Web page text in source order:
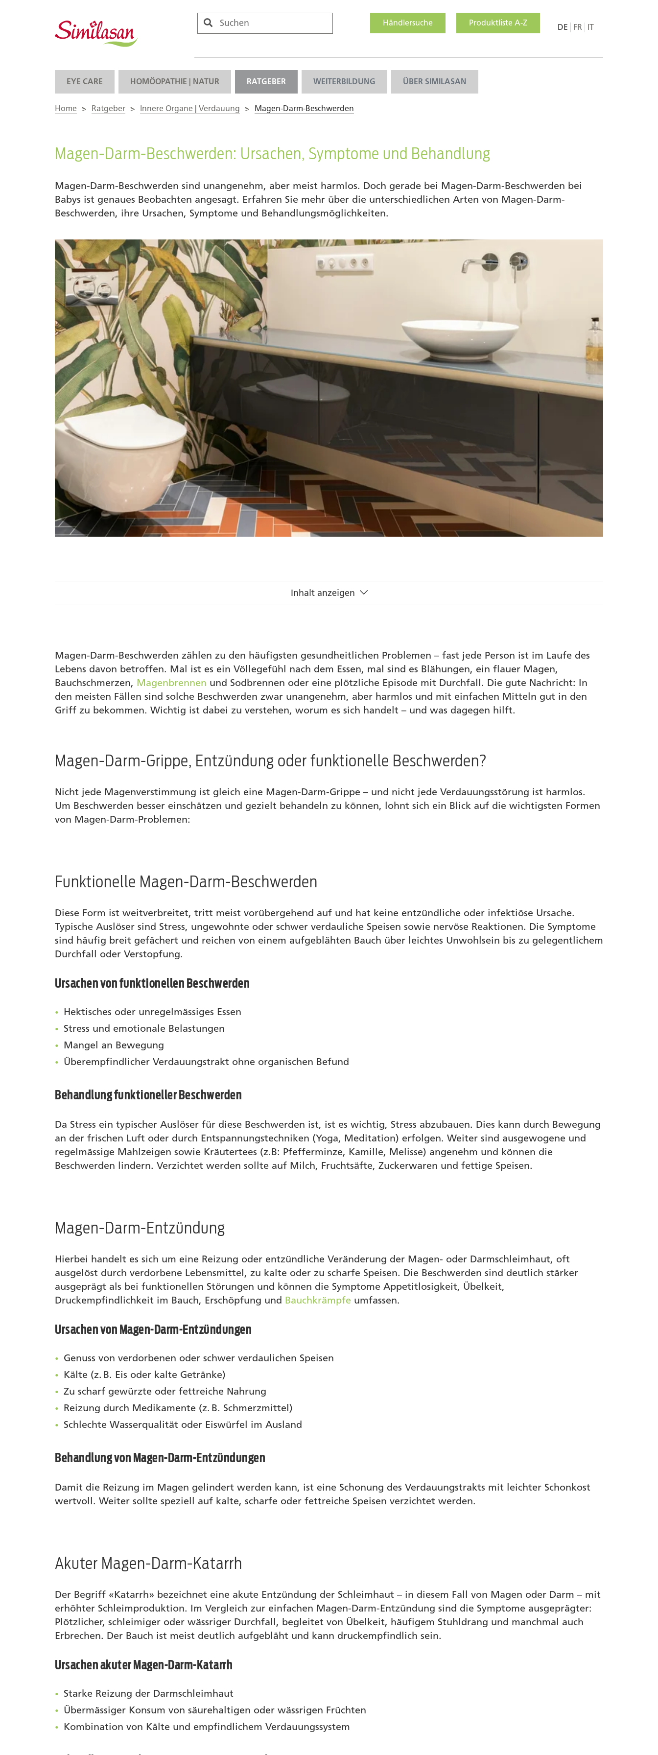
Händlersuche Produktliste A-Z DE FR IT
EYE CARE HOMÖOPATHIE | NATUR RATGEBER WEITERBILDUNG ÜBER SIMILASAN
Home > Ratgeber > Innere Organe | Verdauung > Magen-Darm-Beschwerden
Magen-Darm-Beschwerden: Ursachen, Symptome und Behandlung
Magen-Darm-Beschwerden sind unangenehm, aber meist harmlos. Doch gerade bei Magen-Darm-Beschwerden bei
Babys ist genaues Beobachten angesagt. Erfahren Sie mehr über die unterschiedlichen Arten von Magen-Darm-
Beschwerden, ihre Ursachen, Symptome und Behandlungsmöglichkeiten.
Magen-Darm-Grippe
Magen-Darm-Beschwerden bei Babys
Homöopathie bei Magen-Darm-Beschwerden
Autor
Inhalt anzeigen
Magen-Darm-Beschwerden zählen zu den häufigsten gesundheitlichen Problemen – fast jede Person ist im Laufe des
Lebens davon betroffen. Mal ist es ein Völlegefühl nach dem Essen, mal sind es Blähungen, ein flauer Magen,
Bauchschmerzen, Magenbrennen und Sodbrennen oder eine plötzliche Episode mit Durchfall. Die gute Nachricht: In
den meisten Fällen sind solche Beschwerden zwar unangenehm, aber harmlos und mit einfachen Mitteln gut in den
Griff zu bekommen. Wichtig ist dabei zu verstehen, worum es sich handelt – und was dagegen hilft.
Magen-Darm-Grippe, Entzündung oder funktionelle Beschwerden?
Nicht jede Magenverstimmung ist gleich eine Magen-Darm-Grippe – und nicht jede Verdauungsstörung ist harmlos.
Um Beschwerden besser einschätzen und gezielt behandeln zu können, lohnt sich ein Blick auf die wichtigsten Formen
von Magen-Darm-Problemen:
Funktionelle Magen-Darm-Beschwerden
Diese Form ist weitverbreitet, tritt meist vorübergehend auf und hat keine entzündliche oder infektiöse Ursache.
Typische Auslöser sind Stress, ungewohnte oder schwer verdauliche Speisen sowie nervöse Reaktionen. Die Symptome
sind häufig breit gefächert und reichen von einem aufgeblähten Bauch über leichtes Unwohlsein bis zu gelegentlichem
Durchfall oder Verstopfung.
Ursachen von funktionellen Beschwerden
Hektisches oder unregelmässiges Essen
Stress und emotionale Belastungen
Mangel an Bewegung
Überempfindlicher Verdauungstrakt ohne organischen Befund
Behandlung funktioneller Beschwerden
Da Stress ein typischer Auslöser für diese Beschwerden ist, ist es wichtig, Stress abzubauen. Dies kann durch Bewegung
an der frischen Luft oder durch Entspannungstechniken (Yoga, Meditation) erfolgen. Weiter sind ausgewogene und
regelmässige Mahlzeigen sowie Kräutertees (z.B: Pfefferminze, Kamille, Melisse) angenehm und können die
Beschwerden lindern. Verzichtet werden sollte auf Milch, Fruchtsäfte, Zuckerwaren und fettige Speisen.
Magen-Darm-Entzündung
Hierbei handelt es sich um eine Reizung oder entzündliche Veränderung der Magen- oder Darmschleimhaut, oft
ausgelöst durch verdorbene Lebensmittel, zu kalte oder zu scharfe Speisen. Die Beschwerden sind deutlich stärker
ausgeprägt als bei funktionellen Störungen und können die Symptome Appetitlosigkeit, Übelkeit,
Druckempfindlichkeit im Bauch, Erschöpfung und Bauchkrämpfe umfassen.
Ursachen von Magen-Darm-Entzündungen
Genuss von verdorbenen oder schwer verdaulichen Speisen
Kälte (z. B. Eis oder kalte Getränke)
Zu scharf gewürzte oder fettreiche Nahrung
Reizung durch Medikamente (z. B. Schmerzmittel)
Schlechte Wasserqualität oder Eiswürfel im Ausland
Behandlung von Magen-Darm-Entzündungen
Damit die Reizung im Magen gelindert werden kann, ist eine Schonung des Verdauungstrakts mit leichter Schonkost
wertvoll. Weiter sollte speziell auf kalte, scharfe oder fettreiche Speisen verzichtet werden.
Akuter Magen-Darm-Katarrh
Der Begriff «Katarrh» bezeichnet eine akute Entzündung der Schleimhaut – in diesem Fall von Magen oder Darm – mit
erhöhter Schleimproduktion. Im Vergleich zur einfachen Magen-Darm-Entzündung sind die Symptome ausgeprägter:
Plötzlicher, schleimiger oder wässriger Durchfall, begleitet von Übelkeit, häufigem Stuhldrang und manchmal auch
Erbrechen. Der Bauch ist meist deutlich aufgebläht und kann druckempfindlich sein.
Ursachen akuter Magen-Darm-Katarrh
Starke Reizung der Darmschleimhaut
Übermässiger Konsum von säurehaltigen oder wässrigen Früchten
Kombination von Kälte und empfindlichem Verdauungssystem